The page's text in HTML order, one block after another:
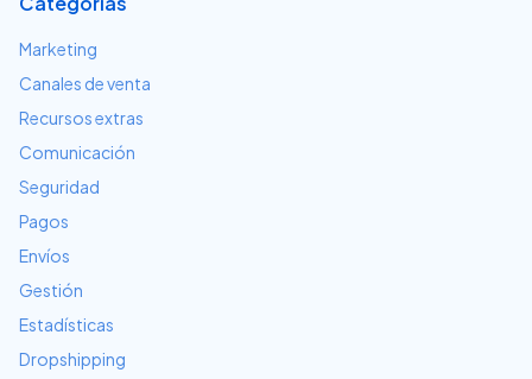
Marketing
Canales de venta
Recursos extras
Comunicación
Seguridad
Pagos
Envíos
Gestión
Estadísticas
Dropshipping